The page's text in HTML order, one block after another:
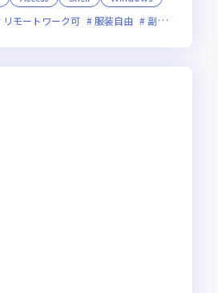
リモートワーク可 服装自由 副業可